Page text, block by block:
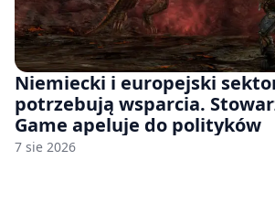
Niemiecki i europejski
potrzebują wsparcia.
Game apeluje do polityków
7 sie 2026